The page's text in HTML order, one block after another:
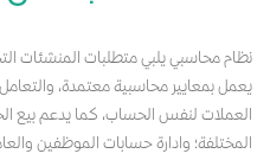
نظام محاسبي يلبي متطلبات المنشئات
يعمل بمعايير محاسبية معتمدة،
العملات لنفس الحساب، كما يدعم بيع
المختلفة؛ وادارة حسابات الموظفين